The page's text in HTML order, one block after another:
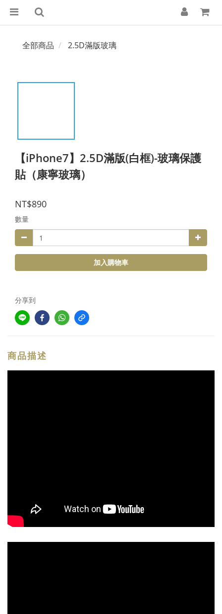
全部商品 2.5D滿版玻璃
【iPhone7】2.5D滿版(白框)-玻璃保護
貼（康寧玻璃）
NT$890
數量
加入購物車
分享到
商品描述